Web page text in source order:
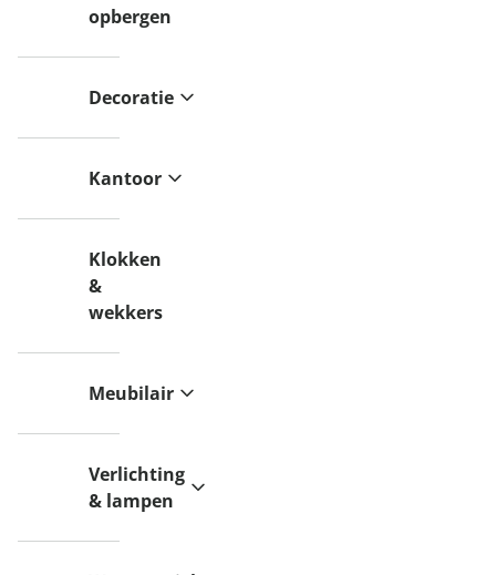
opbergen
Decoratie
Kantoor
Klokken
&
wekkers
Meubilair
Verlichting
& lampen